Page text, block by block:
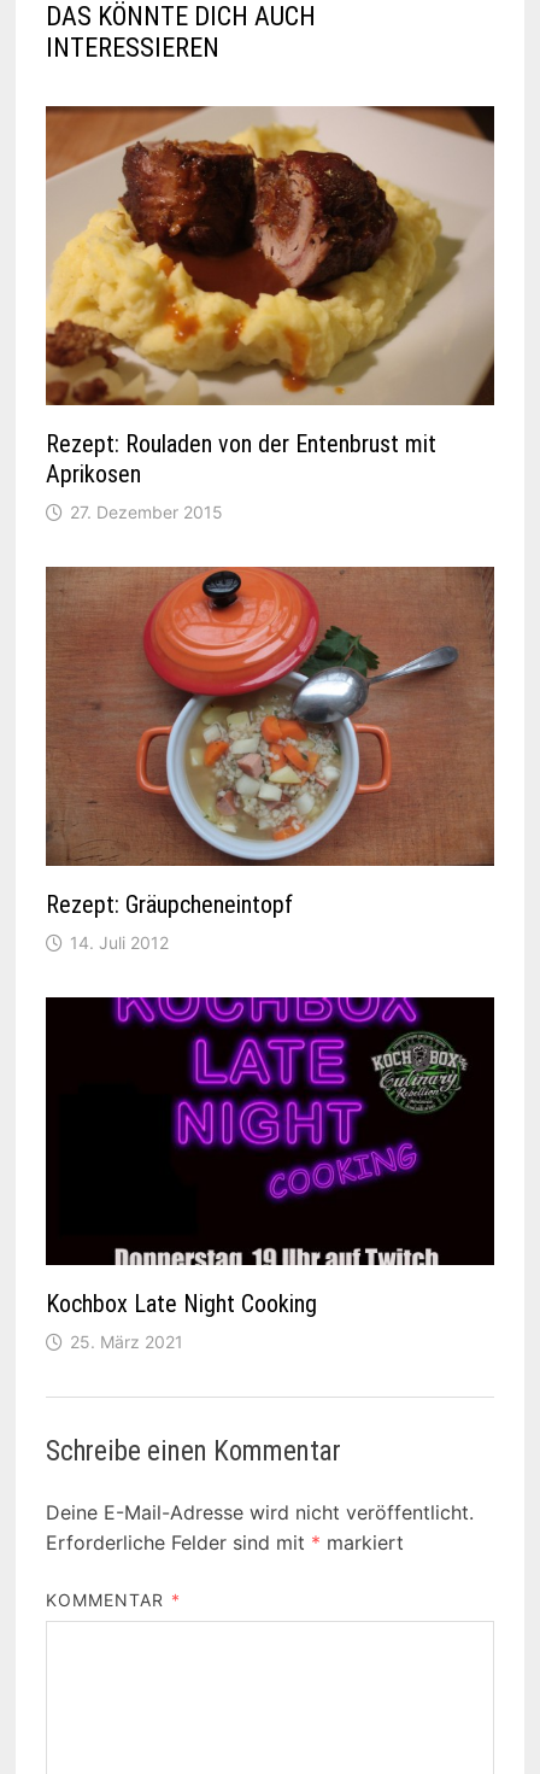
DAS KÖNNTE DICH AUCH
INTERESSIEREN
Rezept: Rouladen von der Entenbrust mit
Aprikosen
27. Dezember 2015
Rezept: Gräupcheneintopf
14. Juli 2012
Kochbox Late Night Cooking
25. März 2021
Schreibe einen Kommentar
Deine E-Mail-Adresse wird nicht veröffentlicht.
Erforderliche Felder sind mit * markiert
KOMMENTAR *